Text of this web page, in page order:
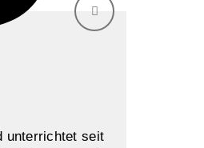
unterrichtet seit